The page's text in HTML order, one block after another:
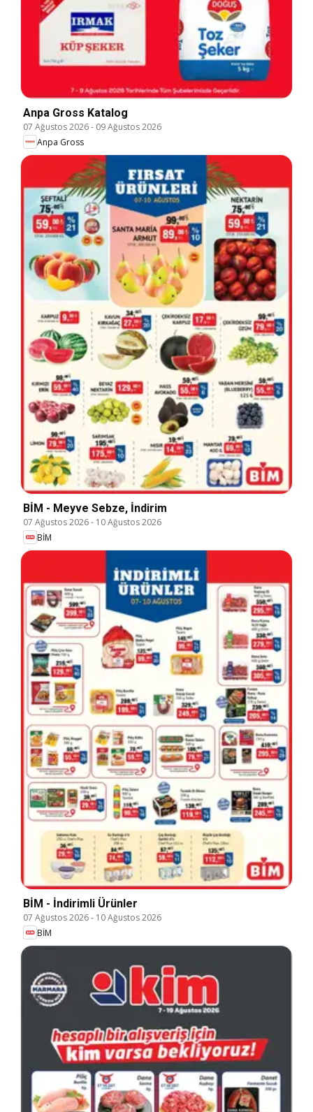
Anpa Gross Katalog
07 Ağustos 2026- 09 Ağustos 2026
Anpa Gross
BİM - Meyve Sebze, İndirim
07 Ağustos 2026- 10 Ağustos 2026
BİM
BİM - İndirimli Ürünler
07 Ağustos 2026- 10 Ağustos 2026
BİM